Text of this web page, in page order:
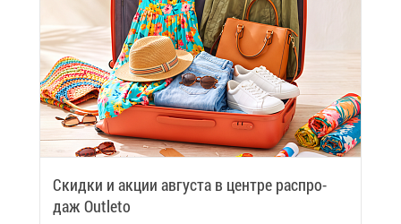
Скид­ки и ак­ции ав­гу­ста в цен­тре рас­про­
даж Outleto